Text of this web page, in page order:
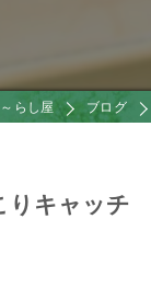
らし屋 ブログ
りキャッチ